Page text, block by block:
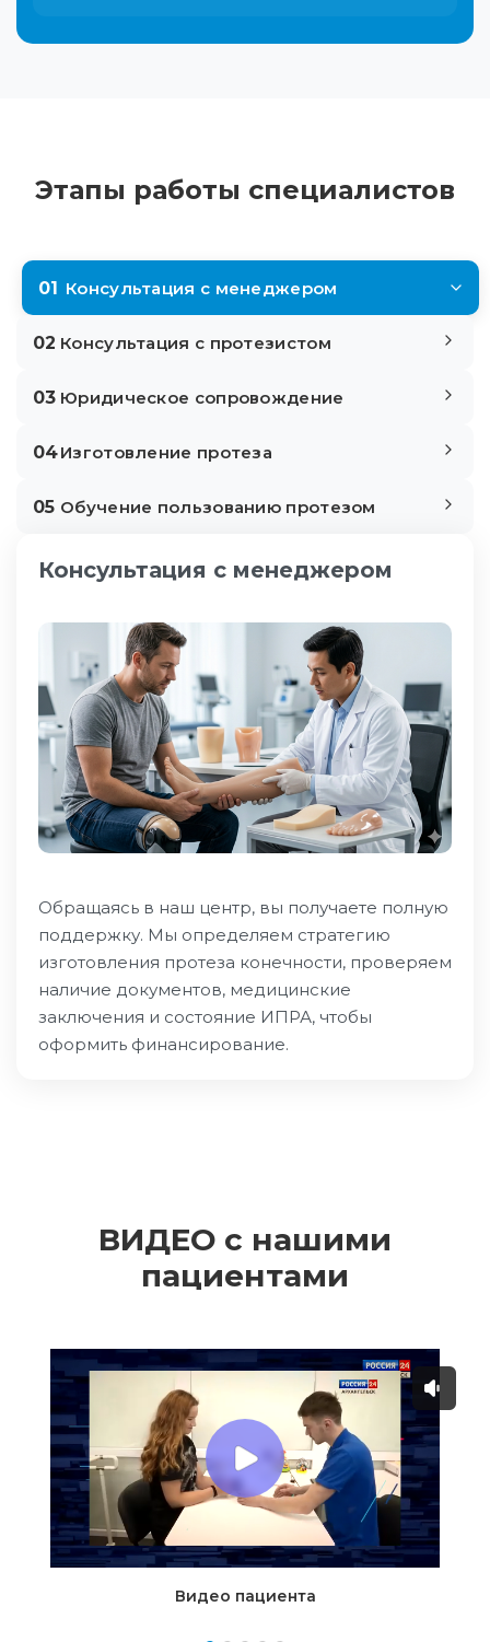
Этапы работы специалистов
01 Консультация с менеджером
02 Консультация с протезистом
03 Юридическое сопровождение
04Изготовление протеза
05 Обучение пользованию протезом
Консультация с менеджером
Обращаясь в наш центр, вы получаете полную
поддержку. Мы определяем стратегию
изготовления протеза конечности, проверяем
наличие документов, медицинские
заключения и состояние ИПРА, чтобы
оформить финансирование.
ВИДЕО с нашими
пациентами
Видео пациента